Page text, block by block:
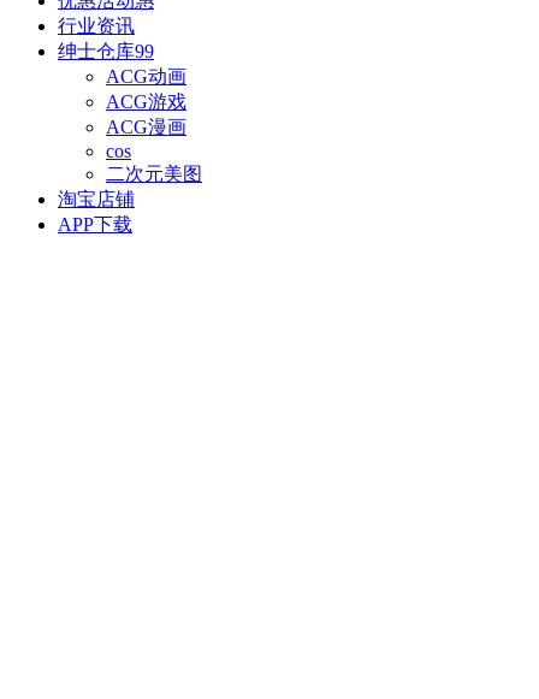
行业资讯
绅士仓库99
ACG动画
ACG游戏
ACG漫画
cos
二次元美图
淘宝店铺
APP下载